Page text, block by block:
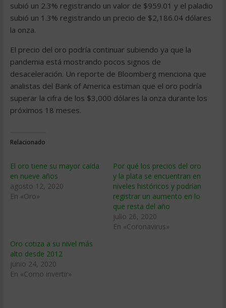
subió un 2.3% registrando un valor de $959.01 y el paladio
subió un 1.3% registrando un precio de $2,186.04 dólares
la onza.
El precio del oro podría continuar subiendo ya que la
pandemia está mostrando pocos signos de
desaceleración. Un reporte de Bloomberg menciona que
analistas del Bank of America estiman que el oro podría
superar la cifra de los $3,000 dólares la onza durante los
próximos 18 meses.
Relacionado
El oro tiene su mayor caída
en nueve años
agosto 12, 2020
En «Oro»
Por qué los precios del oro
y la plata se encuentran en
niveles históricos y podrían
registrar un aumento en lo
que resta del año
julio 26, 2020
En «Coronavirus»
Oro cotiza a su nivel más
alto desde 2012
junio 24, 2020
En «Como invertir»